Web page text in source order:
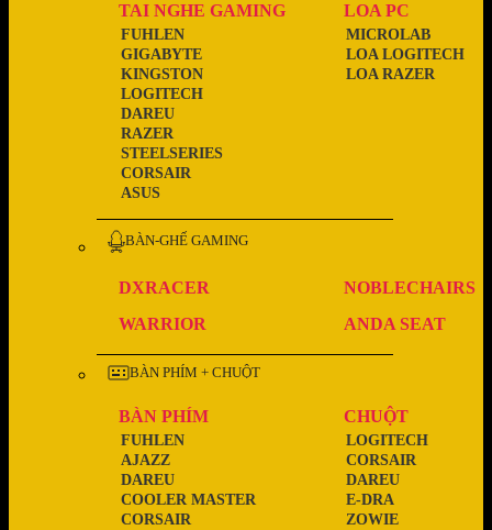
TAI NGHE GAMING
ASUS
CORSAIR
STEELSERIES
RAZER
DAREU
LOGITECH
KINGSTON
GIGABYTE
FUHLEN
LOA PC
LOA RAZER
LOA LOGITECH
MICROLAB
BÀN-GHẾ GAMING
DXRACER
NOBLECHAIRS
WARRIOR
ANDA SEAT
BÀN PHÍM + CHUỘT
BÀN PHÍM
CORSAIR
COOLER MASTER
DAREU
AJAZZ
FUHLEN
CHUỘT
ZOWIE
E-DRA
DAREU
CORSAIR
LOGITECH